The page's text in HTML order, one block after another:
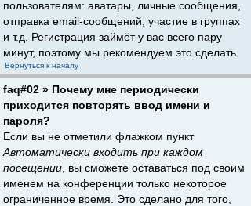
пользователям: аватары, личные сообщения,
отправка email-сообщений, участие в группах
и т.д. Регистрация займёт у вас всего пару
минут, поэтому мы рекомендуем это сделать.
Вернуться к началу
faq#02 » Почему мне периодически
приходится повторять ввод имени и
пароля?
Если вы не отметили флажком пункт
Автоматически входить при каждом
посещении , вы сможете оставаться под своим
именем на конференции только некоторое
ограниченное время. Это сделано для того,